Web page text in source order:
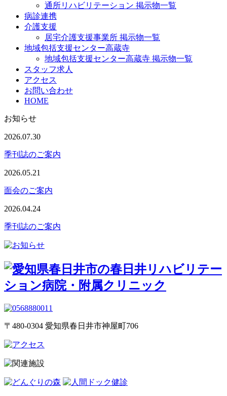
通所リハビリテーション 掲示物一覧
病診連携
介護支援
居宅介護支援事業所 掲示物一覧
地域包括支援センター高蔵寺
地域包括支援センター高蔵寺 掲示物一覧
スタッフ求人
アクセス
お問い合わせ
HOME
お知らせ
2026.07.30
季刊誌のご案内
2026.05.21
面会のご案内
2026.04.24
季刊誌のご案内
〒480-0304 愛知県春日井市神屋町706